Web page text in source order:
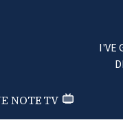
Carlo
NOTETV
I'VE